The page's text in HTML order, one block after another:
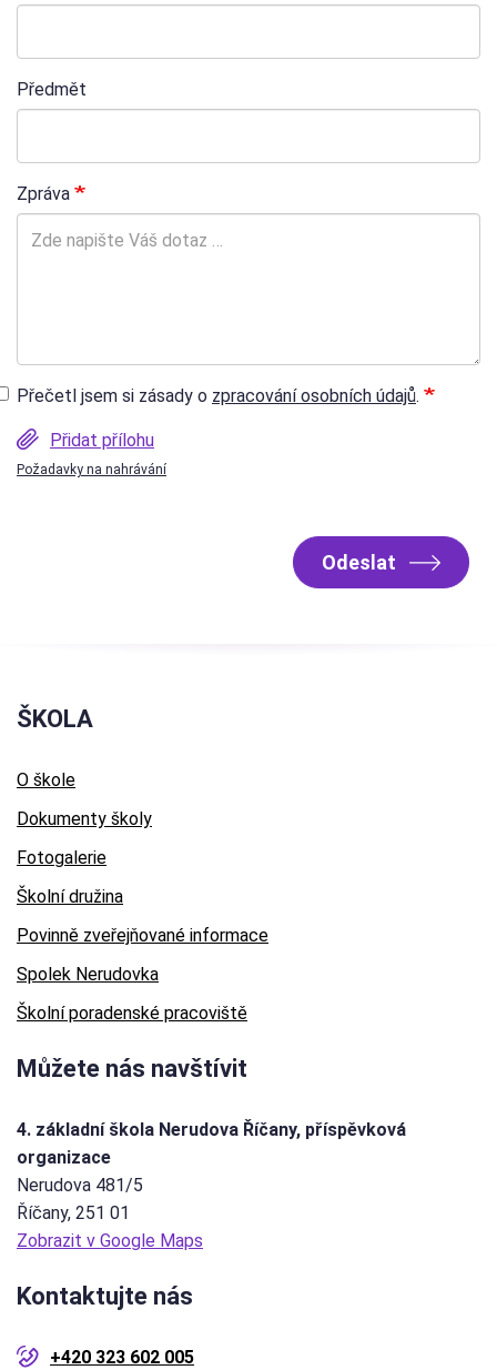
Předmět
Zpráva
Přečetl jsem si zásady o zpracování osobních údajů.
Přidat přílohu
Požadavky na nahrávání
Odeslat
ŠKOLA
O škole
Dokumenty školy
Fotogalerie
Školní družina
Povinně zveřejňované informace
Spolek Nerudovka
Školní poradenské pracoviště
Můžete nás navštívit
4. základní škola Nerudova Říčany, příspěvková
organizace
Nerudova 481/5
Říčany, 251 01
Zobrazit v Google Maps
Kontaktujte nás
+420 323 602 005